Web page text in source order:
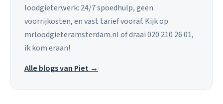
loodgieterwerk: 24/7 spoedhulp, geen
voorrijkosten, en vast tarief vooraf. Kijk op
mrloodgieteramsterdam.nl of draai 020 210 26 01,
ik kom eraan!
Alle blogs van Piet →